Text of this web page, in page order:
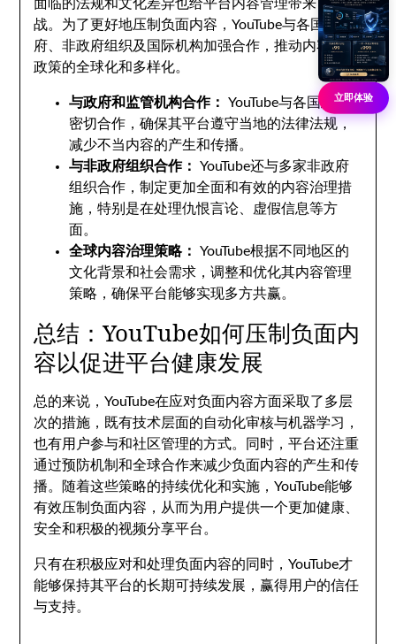
面临的法规和文化差异也给平台内容管理带来了挑
战。为了更好地压制负面内容，YouTube与各国政
府、非政府组织及国际机构加强合作，推动内容管理
政策的全球化和多样化。
与政府和监管机构合作：
YouTube与各国政府
密切合作，确保其平台遵守当地的法律法规，
减少不当内容的产生和传播。
与非政府组织合作：
YouTube还与多家非政府
组织合作，制定更加全面和有效的内容治理措
施，特别是在处理仇恨言论、虚假信息等方
面。
全球内容治理策略：
YouTube根据不同地区的
文化背景和社会需求，调整和优化其内容管理
策略，确保平台能够实现多方共赢。
总结：YouTube如何压制负面内
容以促进平台健康发展
总的来说，YouTube在应对负面内容方面采取了多层
次的措施，既有技术层面的自动化审核与机器学习，
也有用户参与和社区管理的方式。同时，平台还注重
通过预防机制和全球合作来减少负面内容的产生和传
播。随着这些策略的持续优化和实施，YouTube能够
有效压制负面内容，从而为用户提供一个更加健康、
安全和积极的视频分享平台。
只有在积极应对和处理负面内容的同时，YouTube才
能够保持其平台的长期可持续发展，赢得用户的信任
与支持。
立即体验